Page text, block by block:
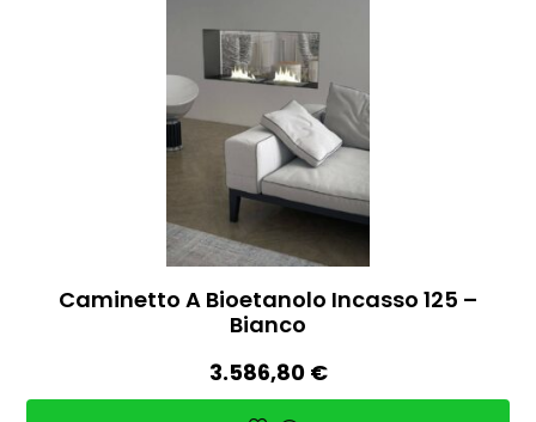
Caminetto A Bioetanolo Incasso 125 –
Bianco
3.586,80 €